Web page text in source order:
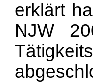
erklärt
NJW